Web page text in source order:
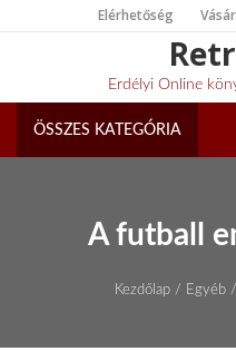
to
Elérhetőség
Erdélyi Online
ÖSSZES KATEGÓRIA
A futball
Kezdőlap/ Egyéb/